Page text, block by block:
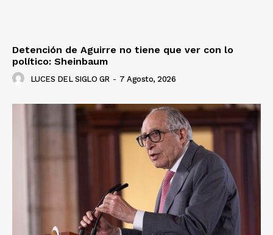
Detención de Aguirre no tiene que ver con lo
político: Sheinbaum
LUCES DEL SIGLO GR - 7 Agosto, 2026